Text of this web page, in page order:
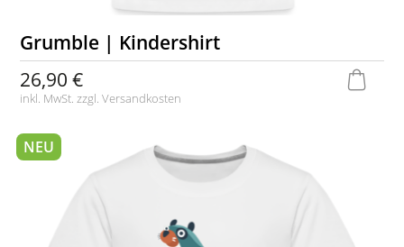
Grumble | Kindershirt
26,90 €
inkl. MwSt. zzgl.Versandkosten
NEU